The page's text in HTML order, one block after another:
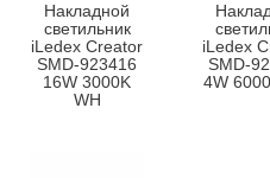
Накладной
светильник
iLedex Creator
SMD-923416
16W 3000K
WH
iLedex
SMD-
4W